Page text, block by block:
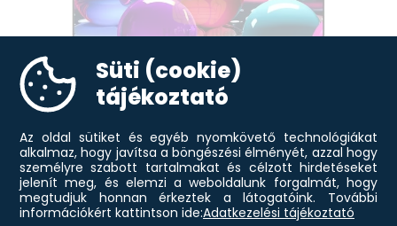
HFR (High Frame Rate) Nem
Processzor α5 Gen5 AI Processzor
Felskálázás Full HD Felskálázás
Hang
Audio Teljesítmény 10W
DOLBY ATMOS Nem
Clear Voice Pro Clear Voice Pro
AI Akusztikus Hangolás Igen (MR22 Magic remote
távirányítóval)
LG 50UA73003LA 50 colos UHD AI
UA73 4K Smart...
173 850Ft
Süti (cookie)
tájékoztató
Az oldal sütiket és egyéb nyomkövető technológiákat
alkalmaz, hogy javítsa a böngészési élményét, azzal hogy
személyre szabott tartalmakat és célzott hirdetéseket
jelenít meg, és elemzi a weboldalunk forgalmát, hogy
megtudjuk honnan érkeztek a látogatóink.
További
információkért kattintson ide:Adatkezelési tájékoztató